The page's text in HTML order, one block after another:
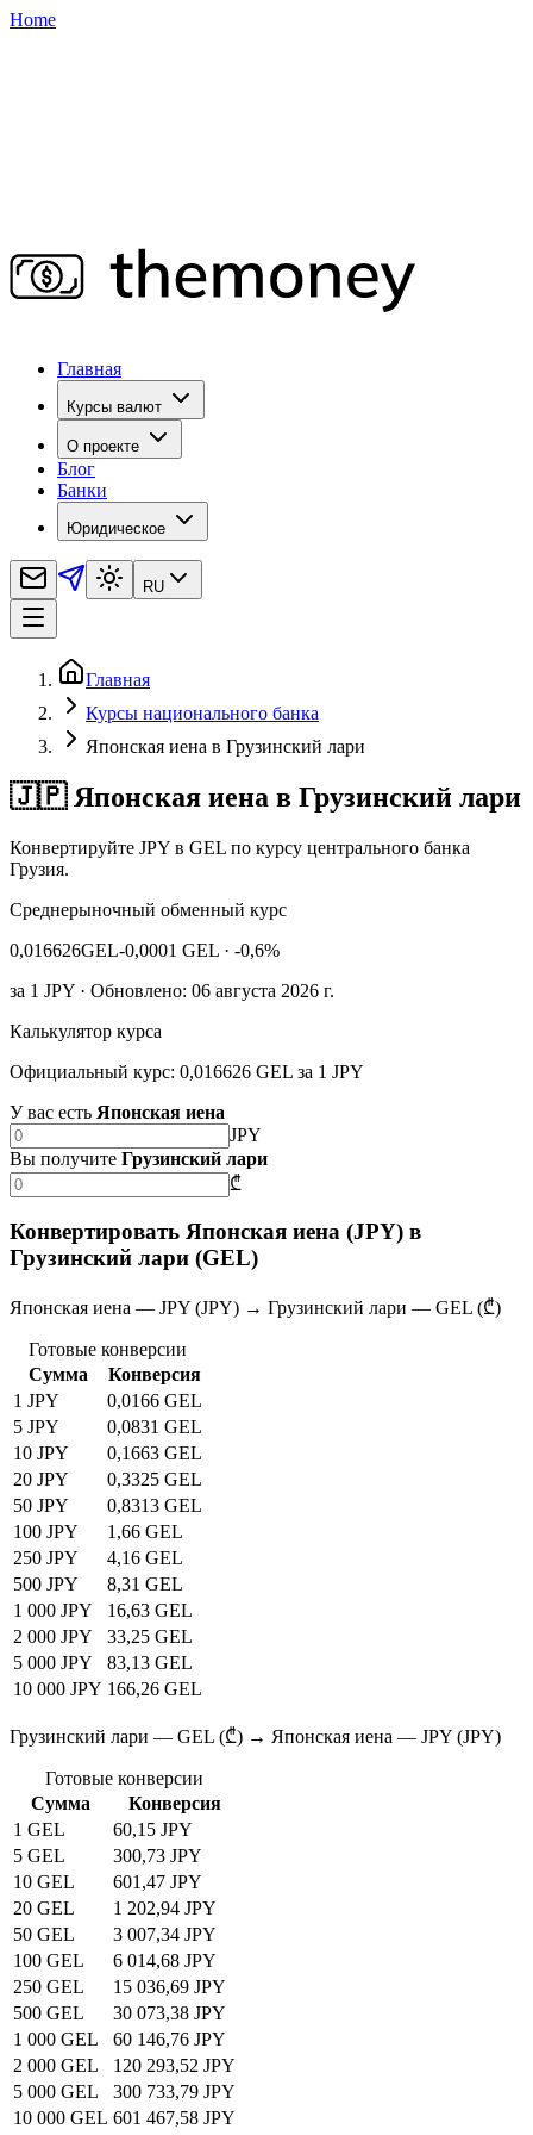
Home
Главная
Курсы валют
О проекте
Блог
Банки
Юридическое
RU
Главная
Курсы национального банка
Японская иена в Грузинский лари
🇯🇵 Японская иена в Грузинский лари
Конвертируйте JPY в GEL по курсу центрального банка
Грузия.
Среднерыночный обменный курс
0,016626GEL-0,0001 GEL · -0,6%
за 1 JPY · Обновлено: 06 августа 2026 г.
Калькулятор курса
Официальный курс: 0,016626 GEL за 1 JPY
У вас есть Японская иена
JPY
Вы получите Грузинский лари
₾
Конвертировать Японская иена (JPY) в
Грузинский лари (GEL)
Японская иена — JPY (JPY) → Грузинский лари — GEL (₾)
Готовые конверсии
Сумма
Конверсия
1 JPY
0,0166 GEL
5 JPY
0,0831 GEL
10 JPY
0,1663 GEL
20 JPY
0,3325 GEL
50 JPY
0,8313 GEL
100 JPY
1,66 GEL
250 JPY
4,16 GEL
500 JPY
8,31 GEL
1 000 JPY
16,63 GEL
2 000 JPY
33,25 GEL
5 000 JPY
83,13 GEL
10 000 JPY 166,26 GEL
Грузинский лари — GEL (₾) → Японская иена — JPY (JPY)
Готовые конверсии
Сумма
Конверсия
1 GEL
60,15 JPY
5 GEL
300,73 JPY
10 GEL
601,47 JPY
20 GEL
1 202,94 JPY
50 GEL
3 007,34 JPY
100 GEL
6 014,68 JPY
250 GEL
15 036,69 JPY
500 GEL
30 073,38 JPY
1 000 GEL
60 146,76 JPY
2 000 GEL
120 293,52 JPY
5 000 GEL
300 733,79 JPY
10 000 GEL 601 467,58 JPY